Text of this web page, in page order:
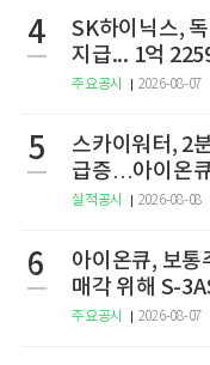
4
SK하이닉스,
지급... 1억
주요공시 2026-08-07
5
스카이워터, 2
급증…아이온
실적공시 2026-08-08
6
아이온큐, 보통
매각 위해 S-
서 제출
주요공시 2026-08-07